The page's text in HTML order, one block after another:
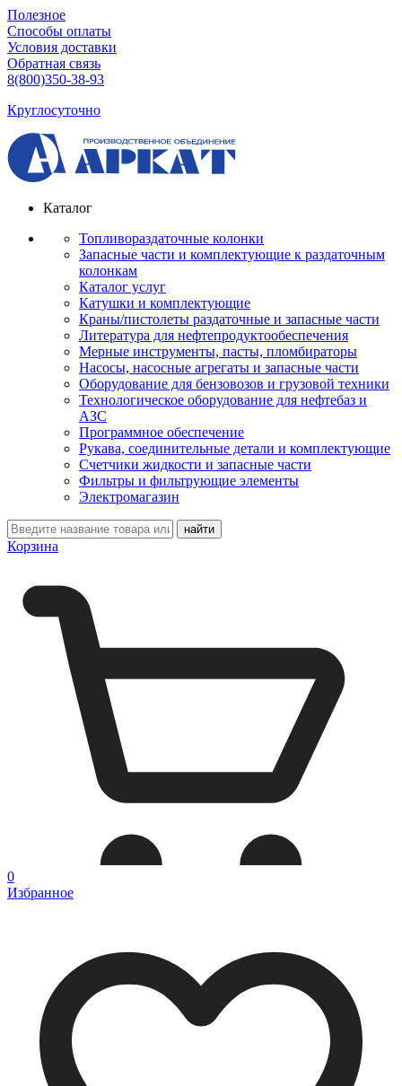
Полезное
Способы оплаты
Условия доставки
Обратная связь
8(800)350-38-93
Круглосуточно
Каталог
Топливораздаточные колонки
Запасные части и комплектующие к раздаточным
колонкам
Каталог услуг
Катушки и комплектующие
Краны/пистолеты раздаточные и запасные части
Литература для нефтепродуктообеспечения
Мерные инструменты, пасты, пломбираторы
Насосы, насосные агрегаты и запасные части
Оборудование для бензовозов и грузовой техники
Технологическое оборудование для нефтебаз и
АЗС
Программное обеспечение
Рукава, соединительные детали и комплектующие
Счетчики жидкости и запасные части
Фильтры и фильтрующие элементы
Электромагазин
Корзина
0
Избранное